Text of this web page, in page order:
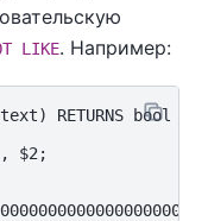
LIKE. Например:
RETURNS bool AS
$2;